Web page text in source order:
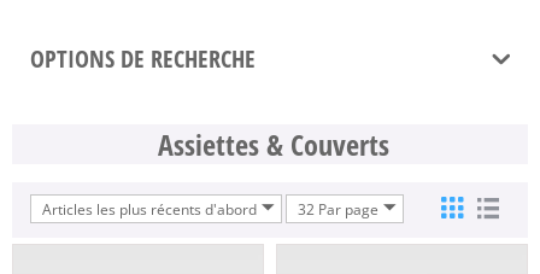
OPTIONS DE RECHERCHE
Assiettes & Couverts
Articles les plus récents d'abord 32 Par page